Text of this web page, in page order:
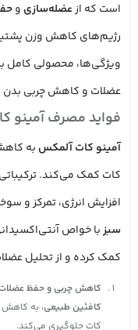
است که ازعضله‌سازی و
رژیم‌های کاهش وزن
ویژگی‌ها، محصولی کامل
عضلات و کاهش چربی
فواید مصرفآمینو
آمینو کات آلمکس به
کات کمک می‌کند.
افزایش انرژی، تمرکز و
سبزبا خواص
کمک کرده و از تحلیل
کاهش چربی و حفظ عضلات
کافئین طبیعی، به کاهش
کات جلوگیری می‌کند.